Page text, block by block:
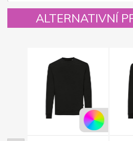
ALTERNATIVNÍ